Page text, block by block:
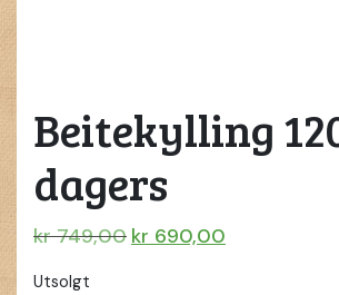
Beitekylling
dagers
kr749,00 Opprinnelig
kr 690,00
Utsolgt